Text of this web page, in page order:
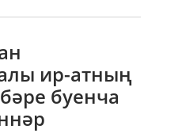
ир-атның
буенча